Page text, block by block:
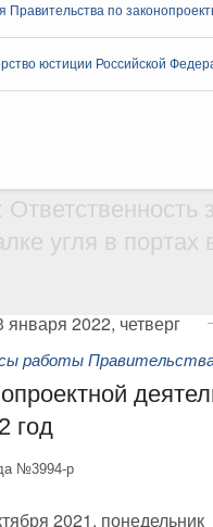
Правительства по
юстиции Российской
Председателя
угля в портах
января 2022, четверг
работы
год
№3994-р
2021, понедельник